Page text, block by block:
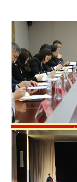
作
信
息
开